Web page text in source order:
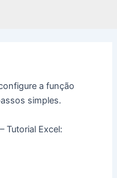
a função
simples.
Tutorial Excel: